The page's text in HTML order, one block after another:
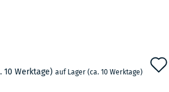
auf Lager (ca. 10 Werktage)